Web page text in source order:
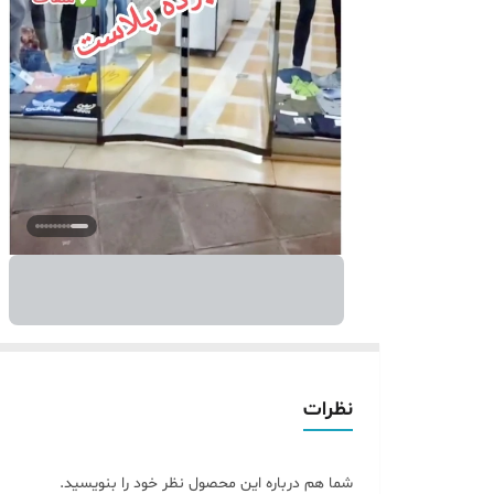
نظرات
شما هم درباره این محصول نظر خود را بنویسید.